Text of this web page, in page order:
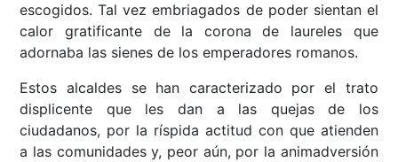
escogidos. Tal vez embriagados de poder sientan el
calor gratificante de la corona de laureles que
adornaba las sienes de los emperadores romanos.
Estos alcaldes se han caracterizado por el trato
displicente que les dan a las quejas de los
ciudadanos, por la ríspida actitud con que atienden
a las comunidades y, peor aún, por la animadversión